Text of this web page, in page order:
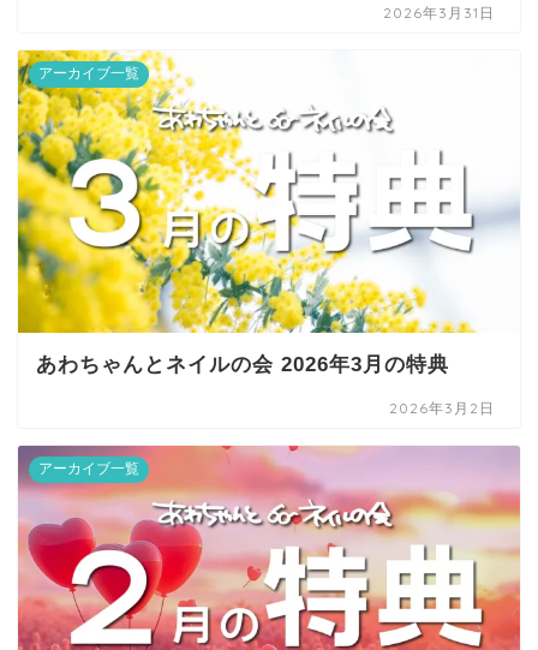
2026年3月31日
アーカイブ一覧
あわちゃんとネイルの会 2026年3月の特典
2026年3月2日
アーカイブ一覧